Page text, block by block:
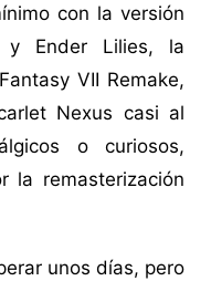
con la versión
Ender Lilies, la
VII Remake,
Nexus casi al
o curiosos,
la remasterización
unos días, pero